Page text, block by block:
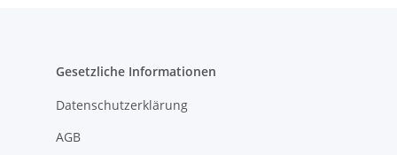
Gesetzliche Informationen
Datenschutzerklärung
AGB